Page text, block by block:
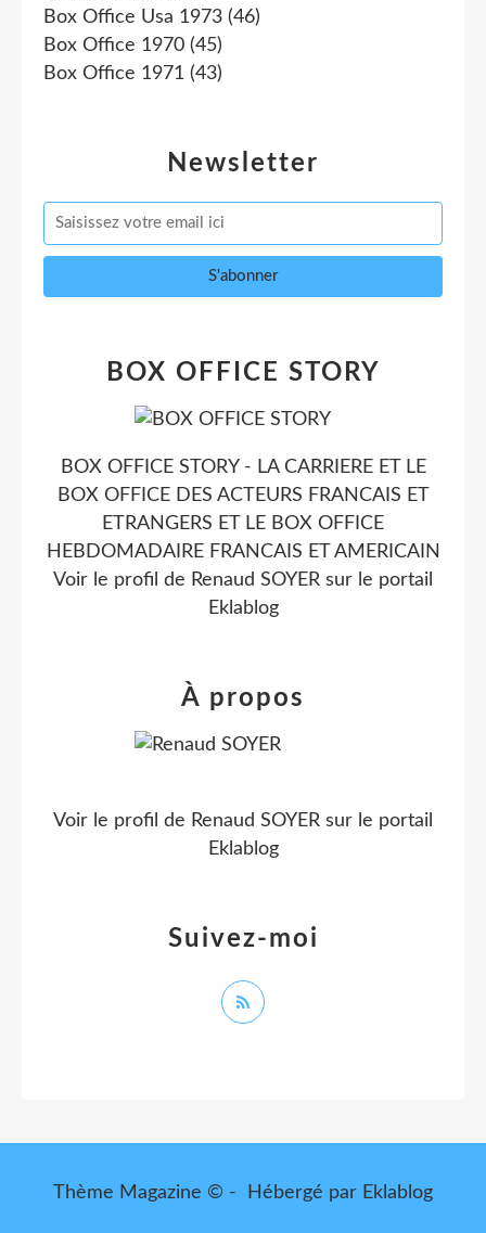
Newsletter
Box Office Usa 1973 (46)
Box Office 1970 (45)
Box Office 1971 (43)
BOX OFFICE STORY
BOX OFFICE STORY - LA CARRIERE ET LE
BOX OFFICE DES ACTEURS FRANCAIS ET
ETRANGERS ET LE BOX OFFICE
HEBDOMADAIRE FRANCAIS ET AMERICAIN
Voir le profil de Renaud SOYER sur le portail
Eklablog
Suivez-moi
À propos
Voir le profil de Renaud SOYER sur le portail
Eklablog
Thème Magazine © - Hébergé par Eklablog